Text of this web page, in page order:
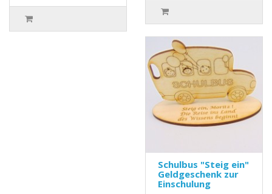
Schulbus "Steig ein"
Geldgeschenk zur
Einschulung